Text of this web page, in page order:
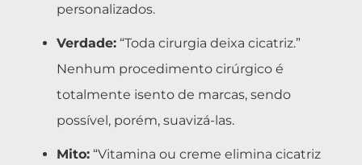
personalizados.
Verdade: “Toda cirurgia deixa cicatriz.”
Nenhum procedimento cirúrgico é
totalmente isento de marcas, sendo
possível, porém, suavizá-las.
Mito: “Vitamina ou creme elimina cicatriz